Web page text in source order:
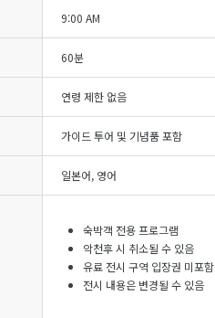
9:00 AM
60분
연령 제한 없음
가이드 투어 및 기념품 포함
일본어, 영어
숙박객 전용 프로그램
악천후 시 취소될 수 있음
유료 전시 구역 입장권 미포함
전시 내용은 변경될 수 있음